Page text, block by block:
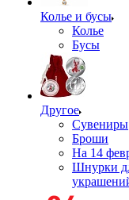
Колье и бусы
Колье
Бусы
Другое
Сувениры
Броши
На 14
Шнурки